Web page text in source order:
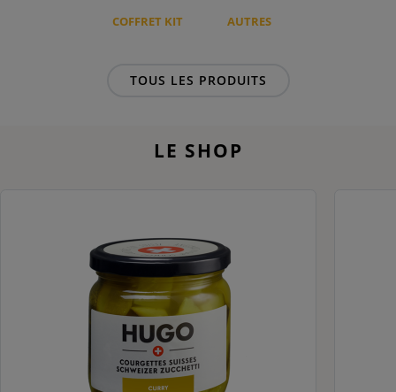
COFFRET KIT AUTRES
TOUS LES PRODUITS
LE SHOP